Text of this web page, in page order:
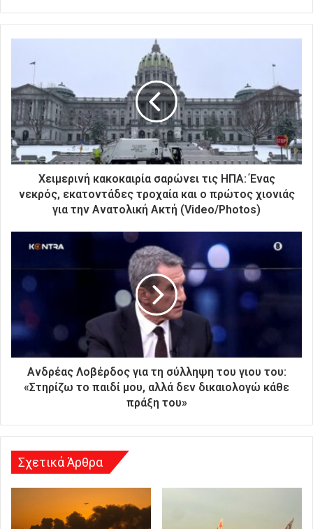
ε
ν
η
λ
ε
κ
τ
ι
ε
η
Χειμερινή κακοκαιρία σαρώνει τις ΗΠΑ: Ένας
νεκρός, εκατοντάδες τροχαία και ο πρώτος χιονιάς
για την Ανατολική Ακτή (Video/Photos)
Ανδρέας Λοβέρδος για τη σύλληψη του γιου του:
«Στηρίζω το παιδί μου, αλλά δεν δικαιολογώ κάθε
πράξη του»
Σχετικά Άρθρα